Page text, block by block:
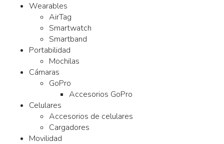
Wearables
AirTag
Smartwatch
Smartband
Portabilidad
Mochilas
Cámaras
GoPro
Accesorios GoPro
Celulares
Accesorios de celulares
Cargadores
Movilidad